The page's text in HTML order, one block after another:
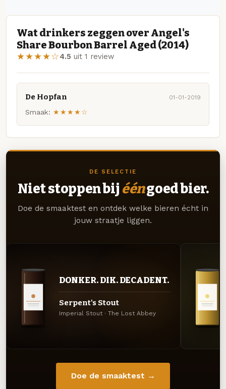
Wat drinkers zeggen over Angel's
Share Bourbon Barrel Aged (2014)
★★★★☆4.5 uit 1 review
De Hopfan 01-01-2019
Smaak: ★★★★☆
DE SELECTIE
Niet stoppen bij ééngoed bier.
Doe de smaaktest en ontdek welke bieren écht in
jouw straatje liggen.
DONKER. DIK. DECADENT.
Serpent's Stout
Imperial Stout · The Lost Abbey
Doe de smaaktest →